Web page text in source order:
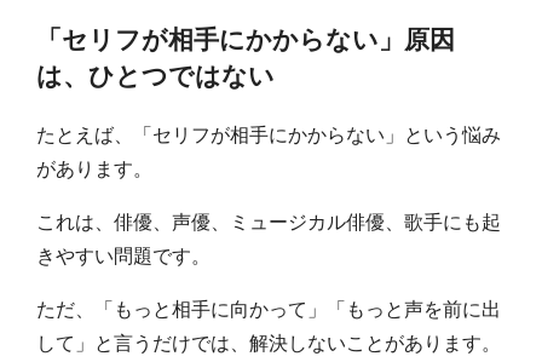
「セリフが相手にかからない」原因
は、ひとつではない
たとえば、「セリフが相手にかからない」という悩み
があります。
これは、俳優、声優、ミュージカル俳優、歌手にも起
きやすい問題です。
ただ、「もっと相手に向かって」「もっと声を前に出
して」と言うだけでは、解決しないことがあります。